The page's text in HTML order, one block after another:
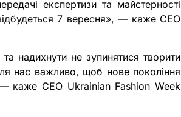
експертизи та майстерності
7 вересня», — каже CEO
надихнути не зупинятися творити
нас важливо, щоб нове покоління
— каже CEO Ukrainian Fashion Week